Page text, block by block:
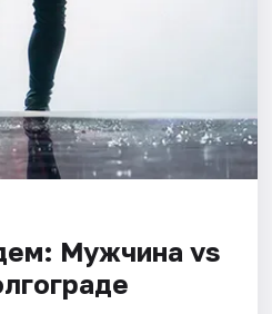
Мужчина vs